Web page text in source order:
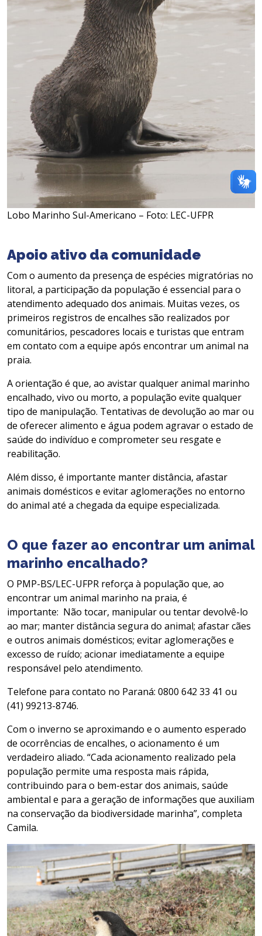
Lobo Marinho Sul-Americano – Foto: LEC-UFPR
Apoio ativo da comunidade
Com o aumento da presença de espécies migratórias no
litoral, a participação da população é essencial para o
atendimento adequado dos animais. Muitas vezes, os
primeiros registros de encalhes são realizados por
comunitários, pescadores locais e turistas que entram
em contato com a equipe após encontrar um animal na
praia.
A orientação é que, ao avistar qualquer animal marinho
encalhado, vivo ou morto, a população evite qualquer
tipo de manipulação. Tentativas de devolução ao mar ou
de oferecer alimento e água podem agravar o estado de
saúde do indivíduo e comprometer seu resgate e
reabilitação.
Além disso, é importante manter distância, afastar
animais domésticos e evitar aglomerações no entorno
do animal até a chegada da equipe especializada.
O que fazer ao encontrar um animal
marinho encalhado?
O PMP-BS/LEC-UFPR reforça à população que, ao
encontrar um animal marinho na praia, é
importante: Não tocar, manipular ou tentar devolvê-lo
ao mar; manter distância segura do animal; afastar cães
e outros animais domésticos; evitar aglomerações e
excesso de ruído; acionar imediatamente a equipe
responsável pelo atendimento.
Telefone para contato no Paraná: 0800 642 33 41 ou
(41) 99213-8746.
Com o inverno se aproximando e o aumento esperado
de ocorrências de encalhes, o acionamento é um
verdadeiro aliado. “Cada acionamento realizado pela
população permite uma resposta mais rápida,
contribuindo para o bem-estar dos animais, saúde
ambiental e para a geração de informações que auxiliam
na conservação da biodiversidade marinha”, completa
Camila.